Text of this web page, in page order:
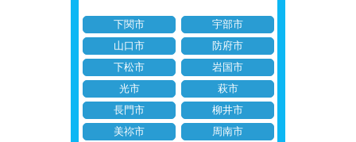
下関市
宇部市
山口市
防府市
下松市
岩国市
光市
萩市
長門市
柳井市
美祢市
周南市